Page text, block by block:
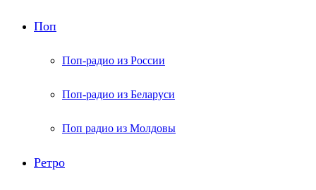
Поп
Поп-радио из России
Поп-радио из Беларуси
Поп радио из Молдовы
Ретро